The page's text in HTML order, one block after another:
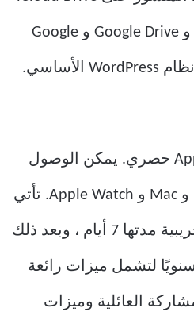
و Evernote و OneDrive و Google Drive و Google
Docs وحتى النشر على نظام WordPress الأساسي.
Draughts هو برنامج Apple حصري. يمكن الوصول
إليه على iPhone و iPad و Mac و Apple Watch. تأتي
المسودات مع نسخة تجريبية مدتها 7 أيام ، وبعد ذلك
دولارًا سنويًا لتشمل ميزات رائعة
العائلية وميزات